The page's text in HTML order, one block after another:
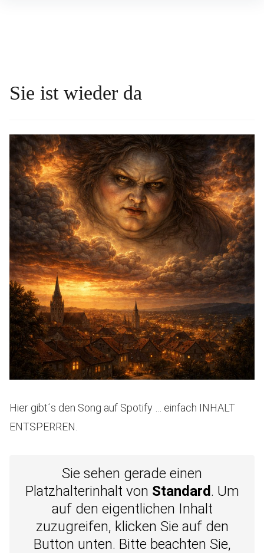
Sie ist wieder da
Hier gibt´s den Song auf Spotify … einfach INHALT
ENTSPERREN.
Sie sehen gerade einen
Platzhalterinhalt von Standard. Um
auf den eigentlichen Inhalt
zuzugreifen, klicken Sie auf den
Button unten. Bitte beachten Sie,